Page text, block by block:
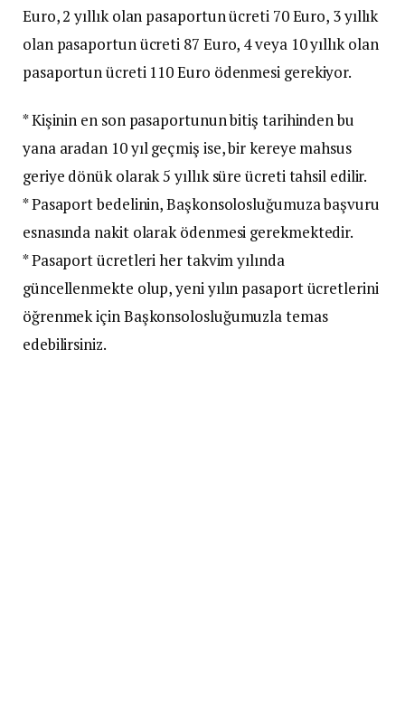
Euro, 2 yıllık olan pasaportun ücreti 70 Euro, 3 yıllık
olan pasaportun ücreti 87 Euro, 4 veya 10 yıllık olan
pasaportun ücreti 110 Euro ödenmesi gerekiyor.
* Kişinin en son pasaportunun bitiş tarihinden bu
yana aradan 10 yıl geçmiş ise, bir kereye mahsus
geriye dönük olarak 5 yıllık süre ücreti tahsil edilir.
* Pasaport bedelinin, Başkonsolosluğumuza başvuru
esnasında nakit olarak ödenmesi gerekmektedir.
* Pasaport ücretleri her takvim yılında
güncellenmekte olup, yeni yılın pasaport ücretlerini
öğrenmek için Başkonsolosluğumuzla temas
edebilirsiniz.